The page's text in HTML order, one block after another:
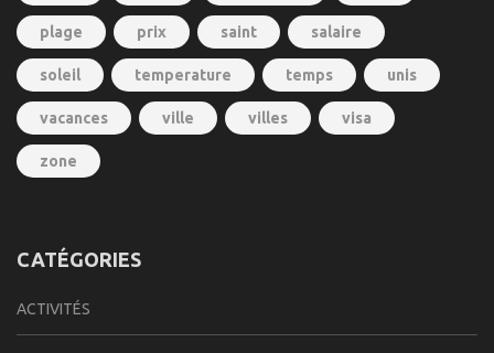
plage prix saint salaire
soleil temperature temps unis
vacances ville villes visa
zone
CATÉGORIES
ACTIVITÉS